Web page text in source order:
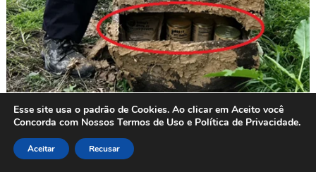
Esse site usa o padrão de Cookies. Ao clicar em Aceito você
Concorda com Nossos Termos de Uso e Política de Privacidade.
Aceitar Recusar